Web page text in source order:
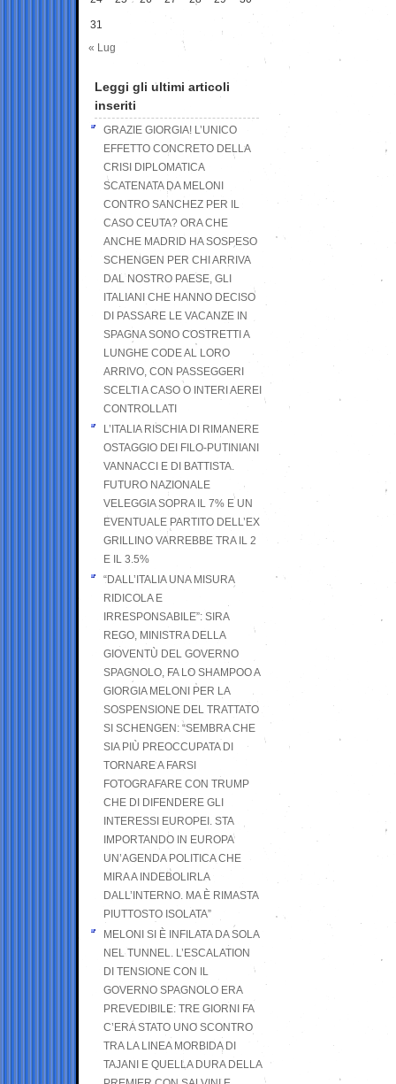
31
« Lug
Leggi gli ultimi articoli
inseriti
GRAZIE GIORGIA! L’UNICO
EFFETTO CONCRETO DELLA
CRISI DIPLOMATICA
SCATENATA DA MELONI
CONTRO SANCHEZ PER IL
CASO CEUTA? ORA CHE
ANCHE MADRID HA SOSPESO
SCHENGEN PER CHI ARRIVA
DAL NOSTRO PAESE, GLI
ITALIANI CHE HANNO DECISO
DI PASSARE LE VACANZE IN
SPAGNA SONO COSTRETTI A
LUNGHE CODE AL LORO
ARRIVO, CON PASSEGGERI
SCELTI A CASO O INTERI AEREI
CONTROLLATI
L’ITALIA RISCHIA DI RIMANERE
OSTAGGIO DEI FILO-PUTINIANI
VANNACCI E DI BATTISTA.
FUTURO NAZIONALE
VELEGGIA SOPRA IL 7% E UN
EVENTUALE PARTITO DELL’EX
GRILLINO VARREBBE TRA IL 2
E IL 3.5%
“DALL’ITALIA UNA MISURA
RIDICOLA E
IRRESPONSABILE”: SIRA
REGO, MINISTRA DELLA
GIOVENTÙ DEL GOVERNO
SPAGNOLO, FA LO SHAMPOO A
GIORGIA MELONI PER LA
SOSPENSIONE DEL TRATTATO
SI SCHENGEN: “SEMBRA CHE
SIA PIÙ PREOCCUPATA DI
TORNARE A FARSI
FOTOGRAFARE CON TRUMP
CHE DI DIFENDERE GLI
INTERESSI EUROPEI. STA
IMPORTANDO IN EUROPA
UN’AGENDA POLITICA CHE
MIRA A INDEBOLIRLA
DALL’INTERNO. MA È RIMASTA
PIUTTOSTO ISOLATA”
MELONI SI È INFILATA DA SOLA
NEL TUNNEL. L’ESCALATION
DI TENSIONE CON IL
GOVERNO SPAGNOLO ERA
PREVEDIBILE: TRE GIORNI FA
C’ERA STATO UNO SCONTRO
TRA LA LINEA MORBIDA DI
TAJANI E QUELLA DURA DELLA